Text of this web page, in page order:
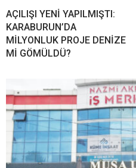
AÇILIŞI YENİ YAPILMIŞTI:
KARABURUN’DA
MİLYONLUK PROJE DENİZE
Mİ GÖMÜLDÜ?